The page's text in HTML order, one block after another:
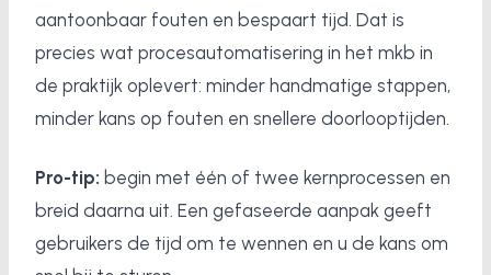
aantoonbaar fouten en bespaart tijd. Dat is
precies wat procesautomatisering in het mkb in
de praktijk oplevert: minder handmatige stappen,
minder kans op fouten en snellere doorlooptijden.
Pro-tip: begin met één of twee kernprocessen en
breid daarna uit. Een gefaseerde aanpak geeft
gebruikers de tijd om te wennen en u de kans om